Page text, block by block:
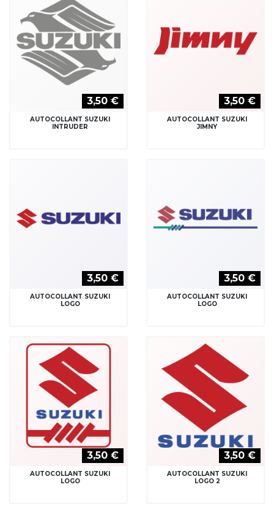
3,50 €
AUTOCOLLANT SUZUKI
INTRUDER
3,50 €
AUTOCOLLANT SUZUKI
JIMNY
3,50 €
AUTOCOLLANT SUZUKI
LOGO
3,50 €
AUTOCOLLANT SUZUKI
LOGO
3,50 €
AUTOCOLLANT SUZUKI
LOGO
3,50 €
AUTOCOLLANT SUZUKI
LOGO 2